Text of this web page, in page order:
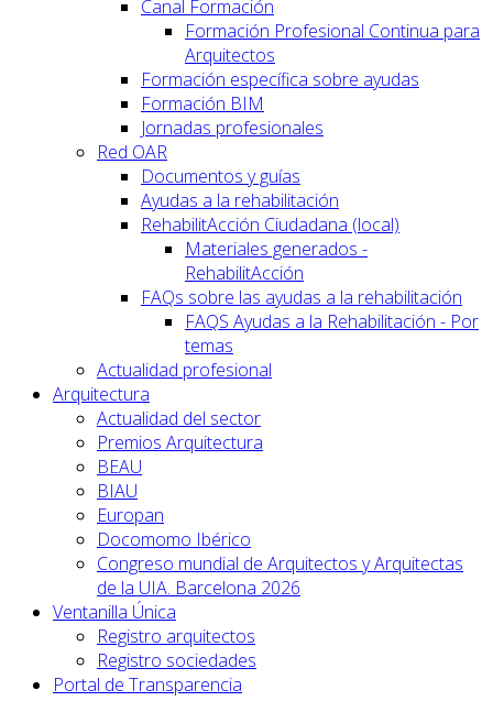
Canal Formación
Formación Profesional Continua para
Arquitectos
Formación específica sobre ayudas
Formación BIM
Jornadas profesionales
Red OAR
Documentos y guías
Ayudas a la rehabilitación
RehabilitAcción Ciudadana (local)
Materiales generados -
RehabilitAcción
FAQs sobre las ayudas a la rehabilitación
FAQS Ayudas a la Rehabilitación - Por
temas
Actualidad profesional
Arquitectura
Actualidad del sector
Premios Arquitectura
BEAU
BIAU
Europan
Docomomo Ibérico
Congreso mundial de Arquitectos y Arquitectas
de la UIA. Barcelona 2026
Ventanilla Única
Registro arquitectos
Registro sociedades
Portal de Transparencia